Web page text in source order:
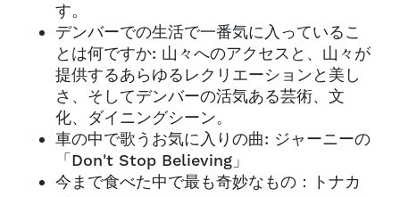
す。
デンバーでの生活で一番気に入っているこ
とは何ですか: 山々へのアクセスと、山々が
提供するあらゆるレクリエーションと美し
さ、そしてデンバーの活気ある芸術、文
化、ダイニングシーン。
車の中で歌うお気に入りの曲: ジャーニーの
「Don't Stop Believing」
今まで食べた中で最も奇妙なもの：トナカ